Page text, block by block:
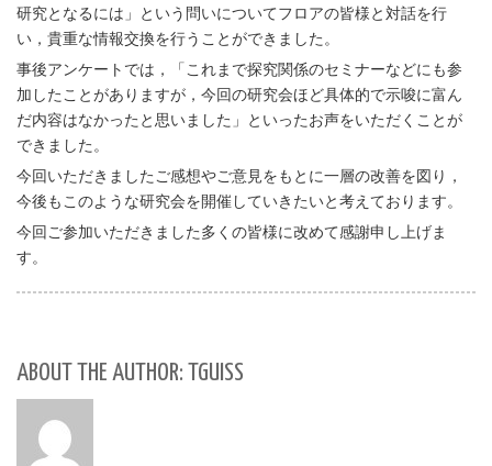
研究となるには」という問いについてフロアの皆様と対話を行
い，貴重な情報交換を行うことができました。
事後アンケートでは，「これまで探究関係のセミナーなどにも参
加したことがありますが，今回の研究会ほど具体的で示唆に富ん
だ内容はなかったと思いました」といったお声をいただくことが
できました。
今回いただきましたご感想やご意見をもとに一層の改善を図り，
今後もこのような研究会を開催していきたいと考えております。
今回ご参加いただきました多くの皆様に改めて感謝申し上げま
す。
ABOUT THE AUTHOR: TGUISS